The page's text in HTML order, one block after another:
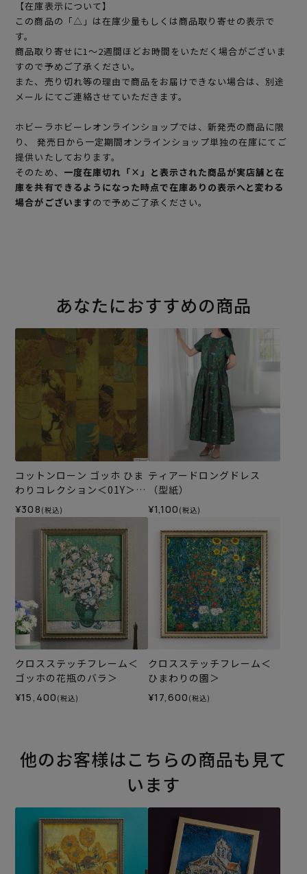
【在庫表示について】
この商品の「△」は在庫少量もしくは商品取り寄せの表示で
す。
商品取り寄せに1～2週間ほどお時間をいただく場合がございま
すので予めご了承ください。
また、売り切れ等の理由で商品をお届けできない場合は、別途
メールにてご連絡させていただきます。
ホビーラホビーレオンラインショップでは、新発売の商品に限
り、 発売日から一定期間オンラインショップ単独の在庫にてご
提供いたしております。
そのため、 一度在庫切れ「×」と表示された商品が実店舗と在
庫を共有できるようになった時点で在庫ありの表示へと変わる
場合がございますので予めご了承ください。
あなたにおすすめの商品
コットンローン ゴッホ ひま
わりコレクション＜01Y＞生
地 ホビーラホビーレデザイ
ンコレクション
¥308 (税込)
ティアードロングドレス
（型紙）
¥1,100 (税込)
クロスステッチフレーム＜
ゴッホの花瓶のバラ＞
¥15,400 (税込)
クロスステッチフレーム＜
ひまわりの園＞
¥17,600 (税込)
他のお客様はこちらの商品も見て
います